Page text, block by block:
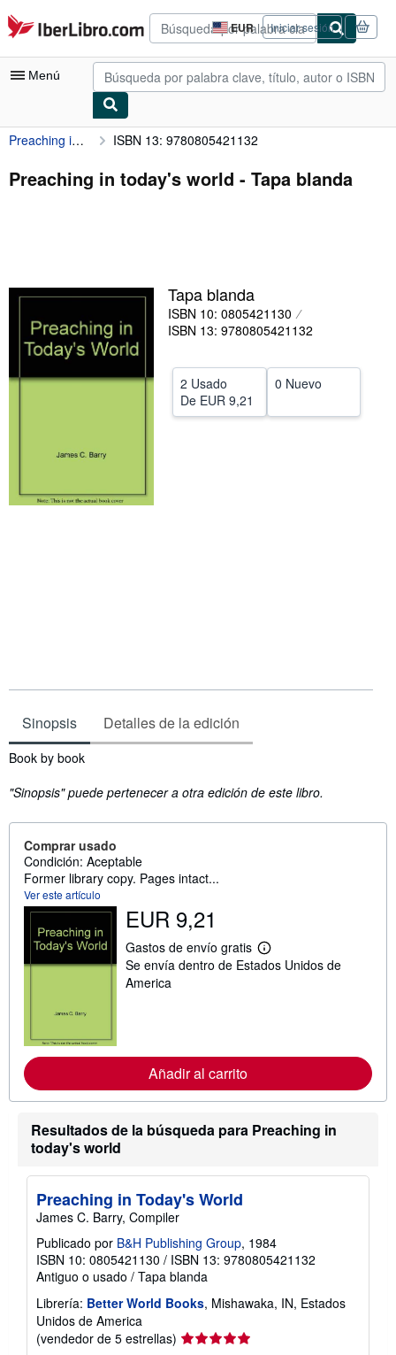
Pasar al contenido principal
IberLibro.com EUR
Preferencias
de
compra
del
Iniciar sesión
Menú
Mi cuenta
Consultar mis pedidos
Arte y coleccionismo
Vendedores
Comenzar a vender
CERRAR
Preaching in today's world ISBN 13: 9780805421132
Preaching in today's world - Tapa blanda
Tapa blanda
ISBN 10: 0805421130
ISBN 13: 9780805421132
2 Usado
De EUR 9,21
0 Nuevo
Sinopsis Detalles de la edición
Sinopsis
Book by book
"Sinopsis" puede pertenecer a otra edición de este libro.
Comprar usado
Condición: Aceptable
Former library copy. Pages intact...
Ver este artículo
EUR 9,21
Gastos de envío gratis
M
á
m
i
n
s
r
t
a
f
a
Se envía dentro de Estados Unidos de
America
Añadir al carrito
Resultados de la búsqueda para Preaching in
today's world
Preaching in Today's World
James C. Barry, Compiler
Publicado por B&H Publishing Group, 1984
ISBN 10: 0805421130 / ISBN 13: 9780805421132
Antiguo o usado / Tapa blanda
Librería: Better World Books, Mishawaka, IN, Estados
Unidos de America
(vendedor de 5 estrellas) Calificación